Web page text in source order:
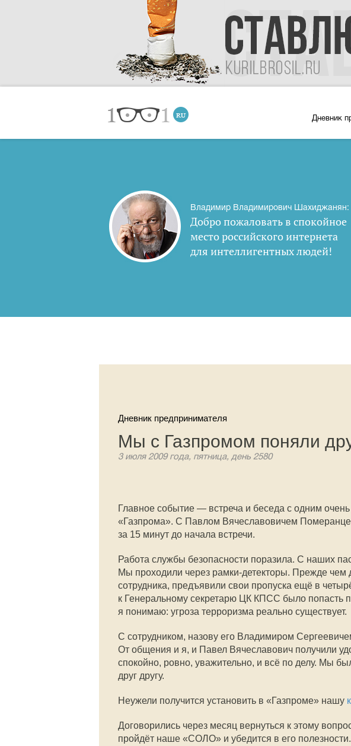
Дневник
Владимир Владимирович Шахиджанян:
Добро пожаловать в спокойное
место российского интернета
для интеллигентных людей!
Дневник предпринимателя
Мы с Газпромом поняли
3 июля 2009 года, пятница, день 2580
Главное событие — встреча и беседа с одним
«Газпрома». С Павлом Вячеславовичем
за 15 минут до начала встречи.
Работа службы безопасности поразила. С наших
Мы проходили через рамки-детекторы. Прежде чем
сотрудника, предъявили свои пропуска ещё в
к Генеральному секретарю ЦК КПСС было попасть
я понимаю: угроза терроризма реально существует.
С сотрудником, назову его Владимиром
От общения и я, и Павел Вячеславович получили
спокойно, ровно, уважительно, и всё по делу. Мы
друг другу.
Неужели получится установить в «Газпроме» нашу
Договорились через месяц вернуться к этому
пройдёт наше «СОЛО» и убедится в его полезности.